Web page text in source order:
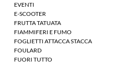
EVENTI
E-SCOOTER
FRUTTA TATUATA
FIAMMIFERI E FUMO
FOGLIETTI ATTACCA STACCA
FOULARD
FUORI TUTTO